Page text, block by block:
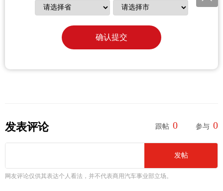
确认提交
发表评论 跟帖 0 参与 0
发帖
网友评论仅供其表达个人看法，并不代表商用汽车事业部立场。